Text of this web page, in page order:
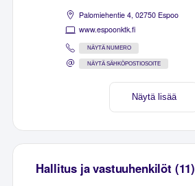
Palomiehentie 4, 02750 Espoo
www.espoonktk.fi
NÄYTÄ NUMERO
NÄYTÄ SÄHKÖPOSTIOSOITE
Näytä lisää
Hallitus ja vastuuhenkilöt (11)